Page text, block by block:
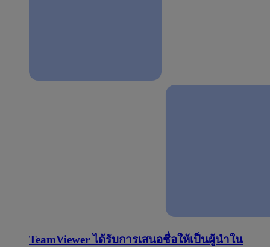
TeamViewer ได้รับการเสนอชื่อให้เป็นผู้นำใน